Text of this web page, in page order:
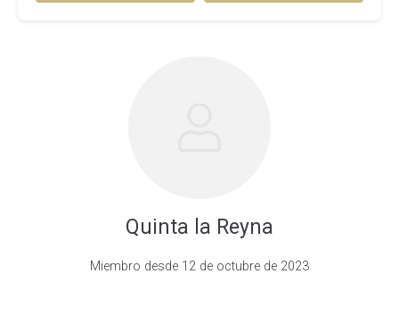
Quinta la Reyna
Miembro desde 12 de octubre de 2023